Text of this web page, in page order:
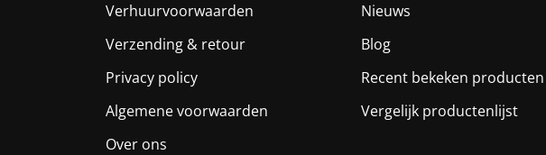
Verhuurvoorwaarden
Verzending & retour
Privacy policy
Algemene voorwaarden
Over ons
Nieuws
Blog
Recent bekeken producten
Vergelijk productenlijst